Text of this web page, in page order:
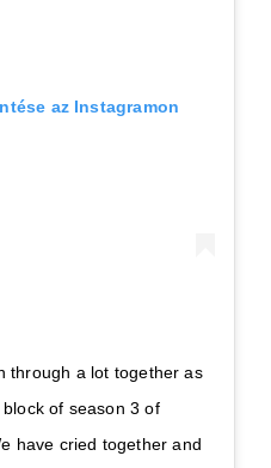
az Instagramon
through a lot together as
of season 3 of
have cried together and